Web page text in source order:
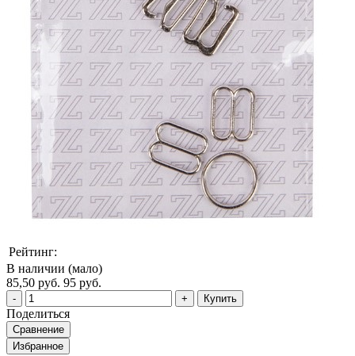
Рейтинг:
В наличии (мало)
85,50 руб. 95 руб.
Купить
Поделиться
Сравнение
Избранное